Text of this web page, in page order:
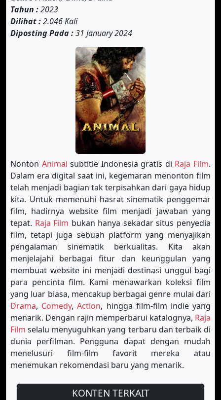
Tahun :2023
Dilihat :2.046 Kali
Diposting Pada :31 January 2024
Nonton Animal subtitle Indonesia gratis di Raja Film.
Dalam era digital saat ini, kegemaran menonton film
telah menjadi bagian tak terpisahkan dari gaya hidup
kita. Untuk memenuhi hasrat sinematik penggemar
film, hadirnya website film menjadi jawaban yang
tepat. Raja Film bukan hanya sekadar situs penyedia
film, tetapi juga sebuah platform yang menyajikan
pengalaman sinematik berkualitas. Kita akan
menjelajahi berbagai fitur dan keunggulan yang
membuat website ini menjadi destinasi unggul bagi
para pencinta film. Kami menawarkan koleksi film
yang luar biasa, mencakup berbagai genre mulai dari
Drama, Comedy,Action, hingga film-film indie yang
menarik. Dengan rajin memperbarui katalognya, Raja
Film selalu menyuguhkan yang terbaru dan terbaik di
dunia perfilman. Pengguna dapat dengan mudah
menelusuri film-film favorit mereka atau
menemukan rekomendasi baru yang menarik.
KONTEN TERKAIT